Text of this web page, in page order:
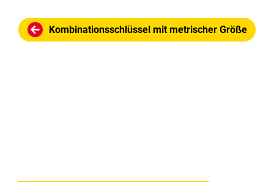
Kombinationsschlüssel mit metrischer Größe